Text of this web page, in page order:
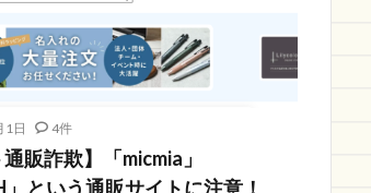
1日 4件
通販詐欺】「micmia」
」という通販サイトに注意！